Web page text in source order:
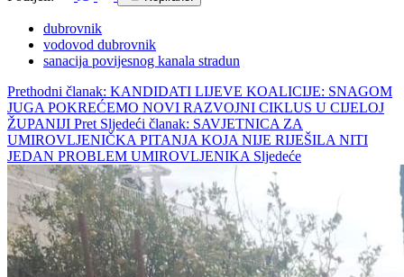
dubrovnik
vodovod dubrovnik
sanacija povijesnog kanala stradun
Prethodni članak: KANDIDATI LIJEVE KOALICIJE: SNAGOM
JUGA POKREĆEMO NOVI RAZVOJNI CIKLUS U CIJELOJ
ŽUPANIJI Pret Sljedeći članak: SAVJETNICA ZA
UMIROVLJENIČKA PITANJA KOJA NIJE RIJEŠILA NITI
JEDAN PROBLEM UMIROVLJENIKA Sljedeće